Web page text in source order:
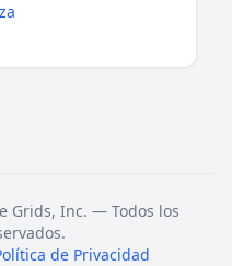
Grids, Inc. — Todos los
de Privacidad